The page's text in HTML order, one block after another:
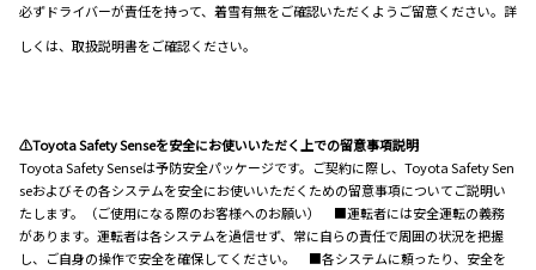
必ずドライバーが責任を持って、着雪有無をご確認いただくようご留意ください。詳
しくは、取扱説明書をご確認ください。
⚠Toyota Safety Senseを安全にお使いいただく上での留意事項説明
Toyota Safety Senseは予防安全パッケージです。ご契約に際し、Toyota Safety Sen
seおよびその各システムを安全にお使いいただくための留意事項についてご説明い
たします。（ご使用になる際のお客様へのお願い） ■運転者には安全運転の義務
があります。運転者は各システムを過信せず、常に自らの責任で周囲の状況を把握
し、ご自身の操作で安全を確保してください。 ■各システムに頼ったり、安全を